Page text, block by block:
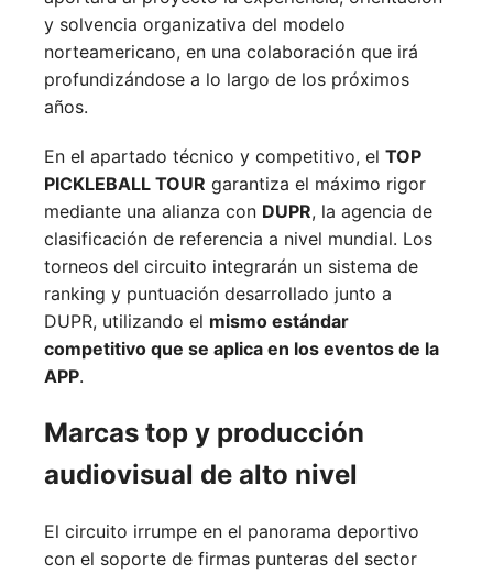
y solvencia organizativa del modelo
norteamericano, en una colaboración que irá
profundizándose a lo largo de los próximos
años.
En el apartado técnico y competitivo, el TOP
PICKLEBALL TOUR garantiza el máximo rigor
mediante una alianza con DUPR, la agencia de
clasificación de referencia a nivel mundial. Los
torneos del circuito integrarán un sistema de
ranking y puntuación desarrollado junto a
DUPR, utilizando el mismo estándar
competitivo que se aplica en los eventos de la
APP.
Marcas top y producción
audiovisual de alto nivel
El circuito irrumpe en el panorama deportivo
con el soporte de firmas punteras del sector